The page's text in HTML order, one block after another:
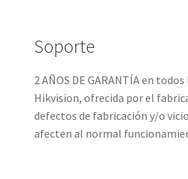
Soporte
2 AÑOS DE GARANTÍA en
Hikvision, ofrecida por el
defectos de fabricación y/o
afecten al normal